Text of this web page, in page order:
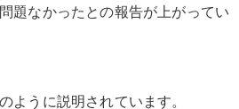
題なかったとの報告が上がってい
ように説明されています。